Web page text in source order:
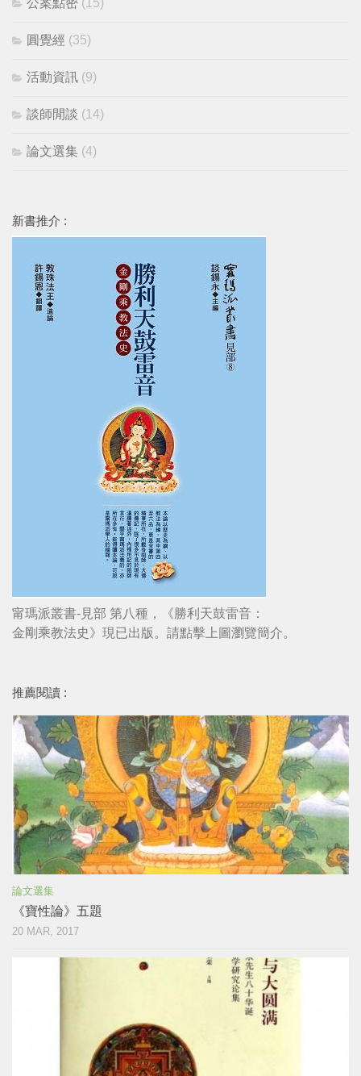
公案點密 (15)
圓覺經 (35)
活動資訊 (9)
談師閒談 (14)
論文選集 (4)
新書推介 :
甯瑪派叢書-見部 第八種，《勝利天鼓雷音：
金剛乘教法史》現已出版。請點擊上圖瀏覽簡介。
推薦閱讀 :
論文選集
《寶性論》五題
20 MAR, 2017